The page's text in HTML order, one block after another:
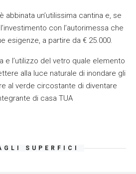
abbinata un’utilissima cantina e, se
con l’autorimessa che
esigenze, a partire da € 25.000.
e l’utilizzo del vetro quale elemento
alla luce naturale di inondare gli
al verde circostante di diventare
di casa TUA
SUPERFICI